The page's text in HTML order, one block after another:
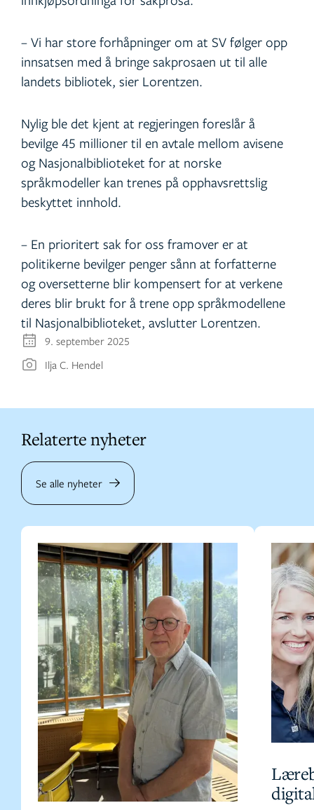
9. september 2025
Ilja C. Hendel
– Vi har store forhåpninger om at SV følger opp
innsatsen med å bringe sakprosaen ut til alle
landets bibliotek, sier Lorentzen.
Nylig ble det kjent at regjeringen foreslår å
bevilge 45 millioner til en avtale mellom avisene
og Nasjonalbiblioteket for at norske
språkmodeller kan trenes på opphavsrettslig
beskyttet innhold.
– En prioritert sak for oss framover er at
politikerne bevilger penger sånn at forfatterne
og oversetterne blir kompensert for at verkene
deres blir brukt for å trene opp språkmodellene
til Nasjonalbiblioteket, avslutter Lorentzen.
Relaterte nyheter
Se alle nyheter